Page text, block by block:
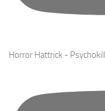
Horror Hattrick -